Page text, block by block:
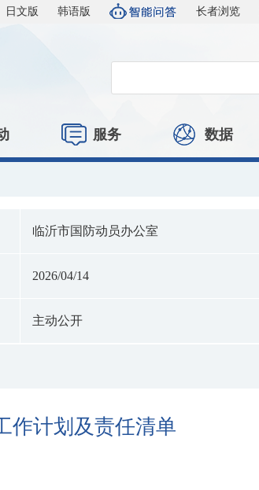
日文版 韩语版 长者浏览
服务 数据
临沂市国防动员办公室
2026/04/14
主动公开
作计划及责任清单